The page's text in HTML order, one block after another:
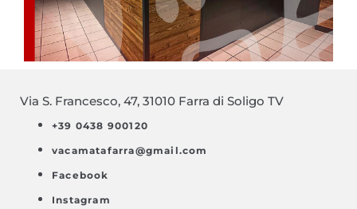
Via S. Francesco, 47, 31010 Farra di Soligo TV
+39 0438 900120
vacamatafarra@gmail.com
Facebook
Instagram